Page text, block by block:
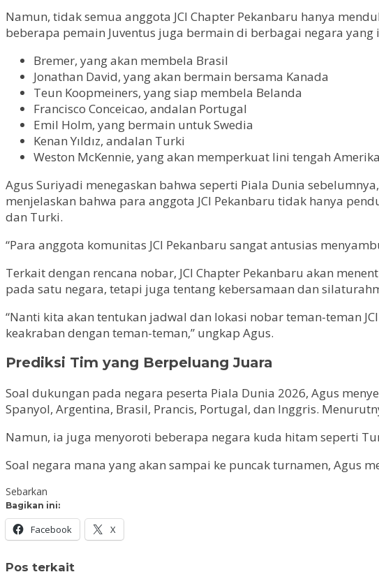
Namun, tidak semua anggota JCI Chapter Pekanbaru hanya
beberapa pemain Juventus juga bermain di berbagai negara
Bremer, yang akan membela Brasil
Jonathan David, yang akan bermain bersama Kanada
Teun Koopmeiners, yang siap membela Belanda
Francisco Conceicao, andalan Portugal
Emil Holm, yang bermain untuk Swedia
Kenan Yıldız, andalan Turki
Weston McKennie, yang akan memperkuat lini tengah
Agus Suriyadi menegaskan bahwa seperti Piala Dunia
menjelaskan bahwa para anggota JCI Pekanbaru tidak hanya
dan Turki.
“Para anggota komunitas JCI Pekanbaru sangat antusias
Terkait dengan rencana nobar, JCI Chapter Pekanbaru akan
pada satu negara, tetapi juga tentang kebersamaan dan
“Nanti kita akan tentukan jadwal dan lokasi nobar teman-teman
keakraban dengan teman-teman,” ungkap Agus.
Prediksi Tim yang Berpeluang Juara
Soal dukungan pada negara peserta Piala Dunia 2026, Agus
Spanyol, Argentina, Brasil, Prancis, Portugal, dan Inggris.
Namun, ia juga menyoroti beberapa negara kuda hitam seperti
Soal negara mana yang akan sampai ke puncak turnamen, Agus
Sebarkan
Bagikan ini:
Facebook X
Pos terkait